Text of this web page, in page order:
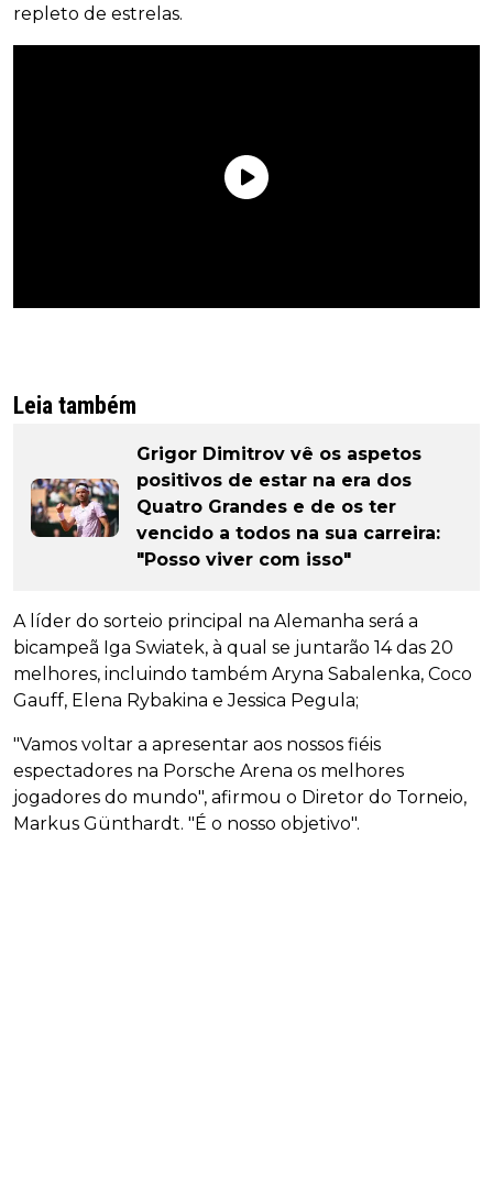
repleto de estrelas.
Leia também
Grigor Dimitrov vê os aspetos
positivos de estar na era dos
Quatro Grandes e de os ter
vencido a todos na sua carreira:
"Posso viver com isso"
A líder do sorteio principal na Alemanha será a
bicampeã Iga Swiatek, à qual se juntarão 14 das 20
melhores, incluindo também Aryna Sabalenka, Coco
Gauff, Elena Rybakina e Jessica Pegula;
"Vamos voltar a apresentar aos nossos fiéis
espectadores na Porsche Arena os melhores
jogadores do mundo", afirmou o Diretor do Torneio,
Markus Günthardt. "É o nosso objetivo".